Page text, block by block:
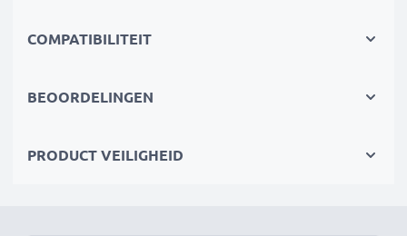
✔Compact & lichtgewicht
COMPATIBILITEIT
BEOORDELINGEN
PRODUCT VEILIGHEID